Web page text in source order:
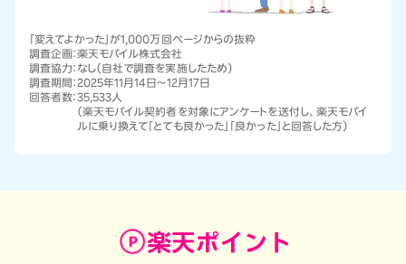
「変えてよかった」が1,000万回ページからの抜粋
調査企画：楽天モバイル株式会社
調査協力： なし（自社で調査を実施したため）
調査期間：2025年11月14日～12月17日
回答者数：35,533人
（楽天モバイル契約者を対象にアンケートを送付し、楽天モバイ
ルに乗り換えて「とても良かった」「良かった」と回答した方）